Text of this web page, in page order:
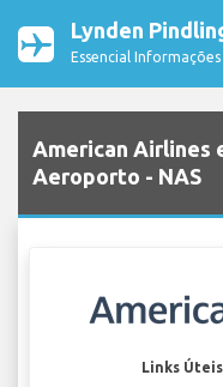
Lynden
Essencial
American Airlines
Aeroporto - NAS
Links